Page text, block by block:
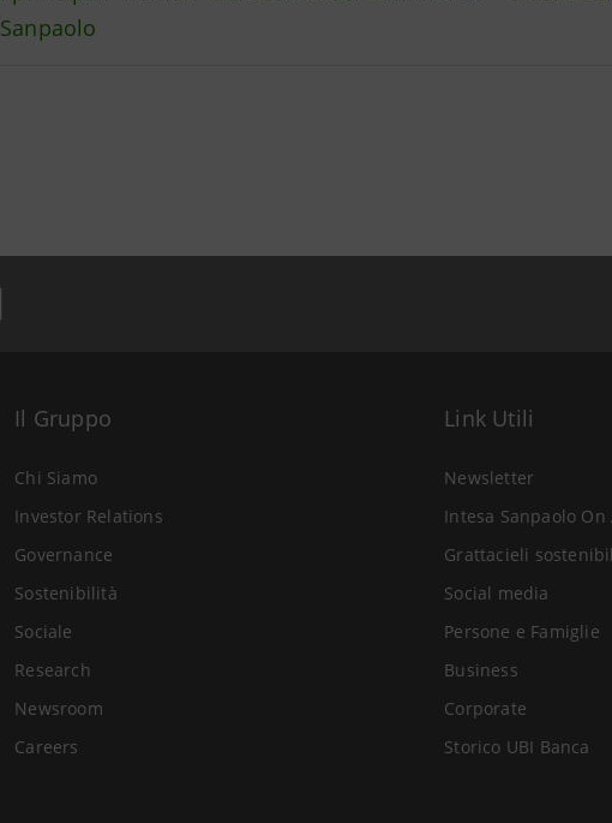
Sanpaolo
Il Gruppo
Chi Siamo
Investor Relations
Governance
Sostenibilità
Sociale
Research
Newsroom
Careers
Link Utili
Newsletter
Intesa Sanpaolo On
Grattacieli
Social media
Persone e Famiglie
Business
Corporate
Storico UBI Banca